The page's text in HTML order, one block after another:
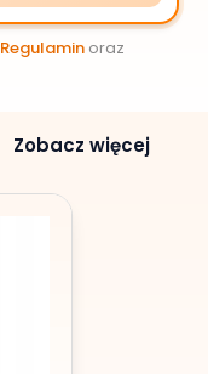
Regulamin oraz
Zobacz więcej